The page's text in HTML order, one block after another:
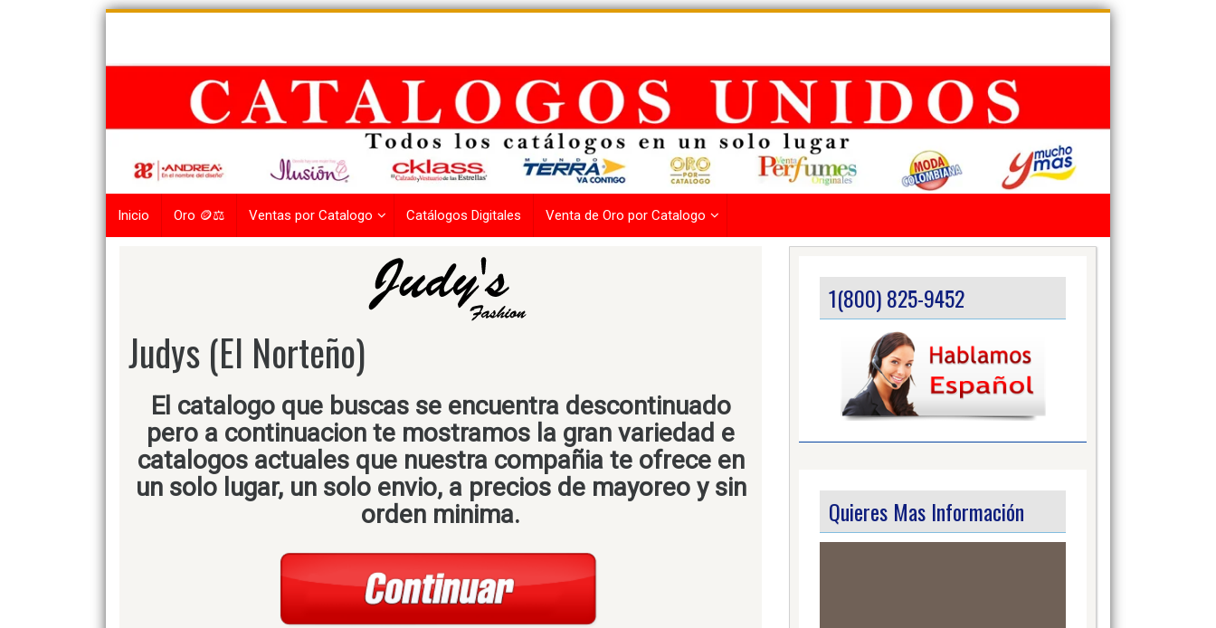
Skip
Inicio Oro 🪙⚖️ Ventas por Catalogo Catálogos Digitales Venta de Oro por Catalogo
Judys (El Norteño)
El catalogo que buscas se encuentra descontinuado
pero a continuacion te mostramos la gran variedad e
catalogos actuales que nuestra compañia te ofrece en
un solo lugar, un solo envio, a precios de mayoreo y sin
orden minima.
1(800) 825-9452
Quieres Mas Información